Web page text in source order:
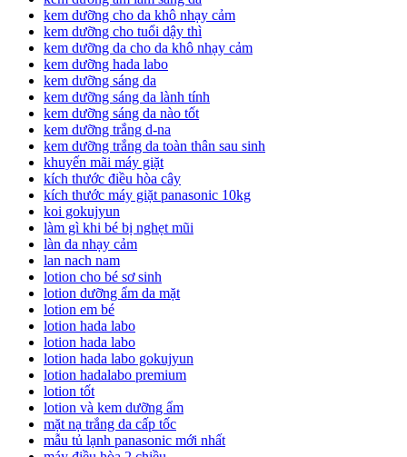
kem dưỡng cho da khô nhạy cảm
kem dưỡng cho tuổi dậy thì
kem dưỡng da cho da khô nhạy cảm
kem dưỡng hada labo
kem dưỡng sáng da
kem dưỡng sáng da lành tính
kem dưỡng sáng da nào tốt
kem dưỡng trắng d-na
kem dưỡng trắng da toàn thân sau sinh
khuyến mãi máy giặt
kích thước điều hòa cây
kích thước máy giặt panasonic 10kg
koi gokujyun
làm gì khi bé bị nghẹt mũi
làn da nhạy cảm
lan nach nam
lotion cho bé sơ sinh
lotion dưỡng ẩm da mặt
lotion em bé
lotion hada labo
lotion hada labo
lotion hada labo gokujyun
lotion hadalabo premium
lotion tốt
lotion và kem dưỡng ẩm
mặt nạ trắng da cấp tốc
mẫu tủ lạnh panasonic mới nhất